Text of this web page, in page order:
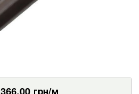
366.00грн/м